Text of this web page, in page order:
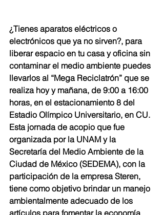
¿Tienes aparatos eléctricos o
electrónicos que ya no sirven?, para
liberar espacio en tu casa y oficina sin
contaminar el medio ambiente puedes
llevarlos al “Mega Reciclatrón” que se
realiza hoy y mañana, de 9:00 a 16:00
horas, en el estacionamiento 8 del
Estadio Olímpico Universitario, en CU.
Esta jornada de acopio que fue
organizada por la UNAM y la
Secretaría del Medio Ambiente de la
Ciudad de México (SEDEMA), con la
participación de la empresa Steren,
tiene como objetivo brindar un manejo
ambientalmente adecuado de los
artículos para fomentar la economía